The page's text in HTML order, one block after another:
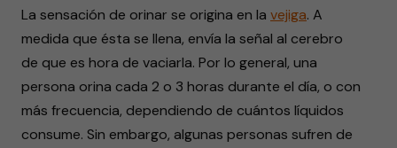
La sensación de orinar se origina en la vejiga. A
medida que ésta se llena, envía la señal al cerebro
de que es hora de vaciarla. Por lo general, una
persona orina cada 2 o 3 horas durante el día, o con
más frecuencia, dependiendo de cuántos líquidos
consume. Sin embargo, algunas personas sufren de